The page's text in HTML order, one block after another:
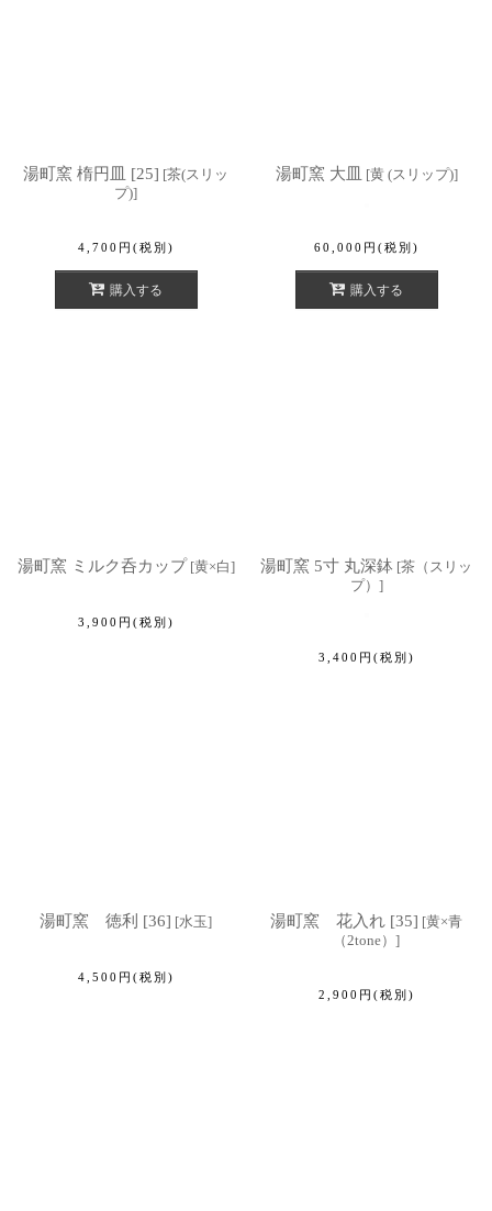
湯町窯 楕円皿 [25] [茶(スリッ
プ)]
4,700 円 (税別)
購入する
湯町窯 大皿 [黄 (スリップ)]
60,000 円 (税別)
購入する
湯町窯 ミルク呑カップ [黄×白]
3,900 円 (税別)
湯町窯 5寸 丸深鉢 [茶（スリッ
プ） ]
3,400 円 (税別)
湯町窯 徳利 [36] [水玉]
4,500 円 (税別)
湯町窯 花入れ [35] [黄×青
（2tone） ]
2,900 円 (税別)